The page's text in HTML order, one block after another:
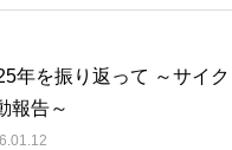
年を振り返って ～サイ
報告～